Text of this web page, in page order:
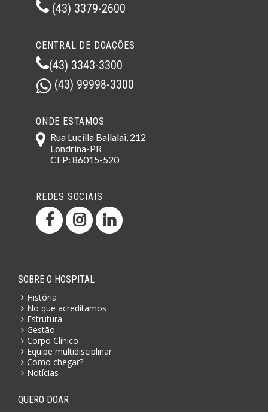
(43) 3379-2600
CENTRAL DE DOAÇÕES
(43) 3343-3300
(43) 99998-3300
ONDE ESTAMOS
Rua Lucilla Ballalai, 212
Londrina-PR
CEP: 86015-520
REDES SOCIAIS
SOBRE O HOSPITAL
História
No que acreditamos
Estrutura
Gestão
Corpo Clínico
Equipe multidisciplinar
Como chegar?
Notícias
QUERO DOAR